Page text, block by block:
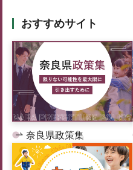
おすすめサイト
奈良県政策集